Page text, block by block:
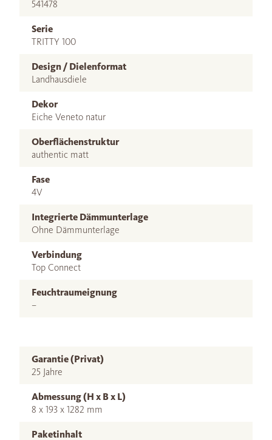
541478
Serie
TRITTY 100
Design / Dielenformat
Landhausdiele
Dekor
Eiche Veneto natur
Oberflächenstruktur
authentic matt
Fase
4V
Integrierte Dämmunterlage
Ohne Dämmunterlage
Verbindung
Top Connect
Feuchtraumeignung
–
Garantie (Privat)
25 Jahre
Abmessung (H x B x L)
8 x 193 x 1282 mm
Paketinhalt